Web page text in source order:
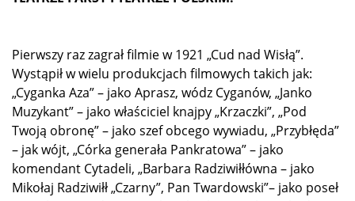
Pierwszy raz zagrał filmie w 1921 „Cud nad Wisłą”.
Wystąpił w wielu produkcjach filmowych takich jak:
„Cyganka Aza” – jako Aprasz, wódz Cyganów, „Janko
Muzykant” – jako właściciel knajpy „Krzaczki”, „Pod
Twoją obronę” – jako szef obcego wywiadu, „Przybłęda”
– jak wójt, „Córka generała Pankratowa” – jako
komendant Cytadeli, „Barbara Radziwiłłówna – jako
Mikołaj Radziwiłł „Czarny”, Pan Twardowski”– jako poseł